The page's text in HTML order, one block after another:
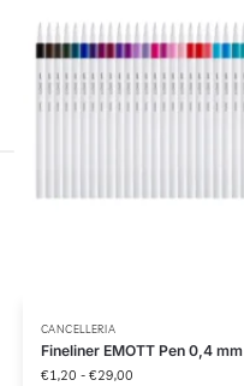
CANCELLERIA
Fineliner EMOTT Pen 0,4 mm
€1,20 - €29,00